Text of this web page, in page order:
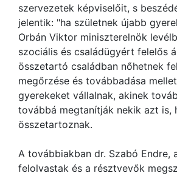
szervezetek képviselőit, s
jelentik: "ha születnek újabb
Orbán Viktor miniszterelnök
szociális és családügyért felelős
összetartó családban nőhetnek
megőrzése és továbbadása
gyerekeket vállalnak, akinek
továbbá megtanítják nekik azt is,
összetartoznak.
A továbbiakban dr. Szabó Endre,
felolvastak és a résztvevők